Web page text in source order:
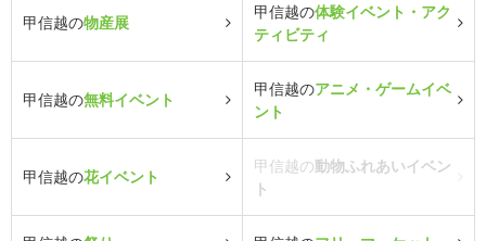
甲信越の物産展
甲信越の体験イベント・アク
ティビティ
甲信越の無料イベント
甲信越のアニメ・ゲームイベ
ント
甲信越の花イベント
甲信越の動物ふれあいイベン
ト